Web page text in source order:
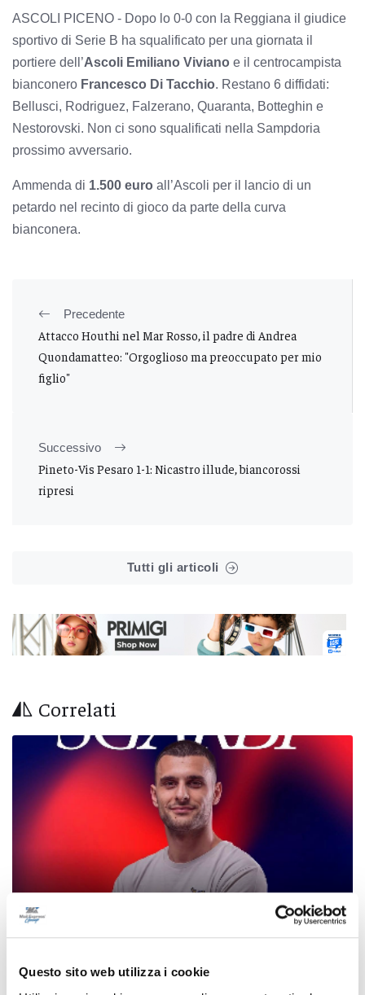
Questo sito web utilizza i cookie
ASCOLI PICENO - Dopo lo 0-0 con la Reggiana il giudice
sportivo di Serie B ha squalificato per una giornata il
portiere dell’Ascoli Emiliano Viviano e il centrocampista
bianconero Francesco Di Tacchio. Restano 6 diffidati:
Bellusci, Rodriguez, Falzerano, Quaranta, Botteghin e
Nestorovski. Non ci sono squalificati nella Sampdoria
prossimo avversario.
Ammenda di 1.500 euro all’Ascoli per il lancio di un
petardo nel recinto di gioco da parte della curva
bianconera.
Precedente
Attacco Houthi nel Mar Rosso, il padre di Andrea
Quondamatteo: "Orgoglioso ma preoccupato per mio
figlio"
Successivo
Pineto-Vis Pesaro 1-1: Nicastro illude, biancorossi
ripresi
Tutti gli articoli
Correlati
Calcio Serie C - Samb, dal Napoli arriva